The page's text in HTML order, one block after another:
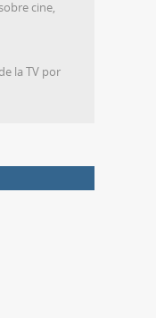
cine,
la TV por